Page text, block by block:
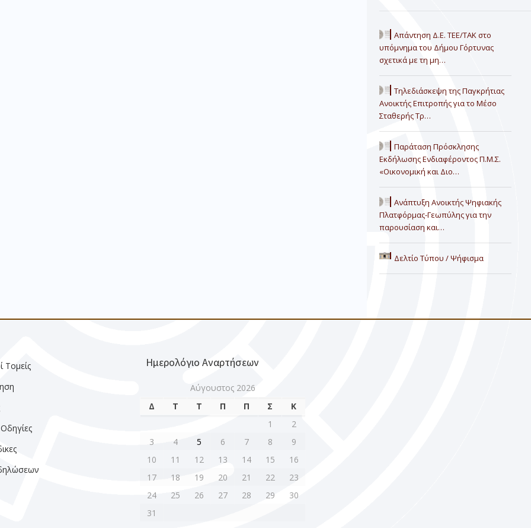
Απάντηση Δ.Ε. ΤΕΕ/ΤΑΚ στο
υπόμνημα του Δήμου Γόρτυνας
σχετικά με τη μη…
Τηλεδιάσκεψη της Παγκρήτιας
Ανοικτής Επιτροπής για το Μέσο
Σταθερής Τρ…
Παράταση Πρόσκλησης
Εκδήλωσης Ενδιαφέροντος Π.Μ.Σ.
«Οικονομική και Διο…
Ανάπτυξη Ανοικτής Ψηφιακής
Πλατφόρμας-Γεωπύλης για την
παρουσίαση και…
Δελτίο Τύπου / Ψήφισμα
Τομείς
Ημερολόγιο Αναρτήσεων
Αύγουστος 2026
Δ
Τ Τ Π Π Σ
Κ
1
2
3
4 5 6 7 8
9
10
11 12 13 14 15
16
17
18 19 20 21 22
23
24
25 26 27 28 29
30
31